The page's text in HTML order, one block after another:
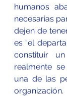
humanos
necesarias
dejen de
es “el
constituir
realmente
una de las
organización.